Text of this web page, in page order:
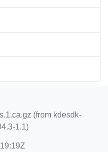
(from kdesdk-
1.1)